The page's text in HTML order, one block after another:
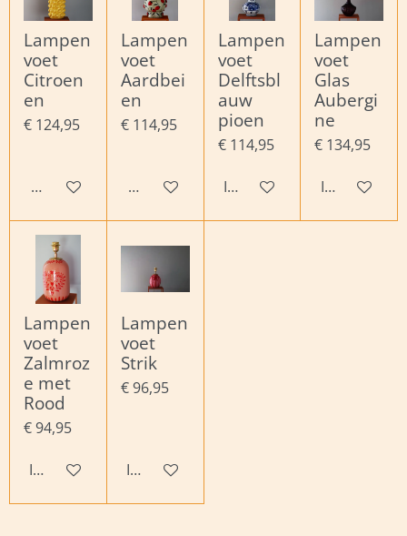
Lampen
voet
Citroen
en
€ 124,95
Houd mij op de hoogte
Lampen
voet
Aardbei
en
€ 114,95
Houd mij op de hoogte
Lampen
voet
Delftsbl
auw
pioen
€ 114,95
In winkelwagen
Lampen
voet
Glas
Aubergi
ne
€ 134,95
In
Lampen
voet
Zalmroz
e met
Rood
€ 94,95
In winkelwagen
Lampen
voet
Strik
€ 96,95
In winkelwagen